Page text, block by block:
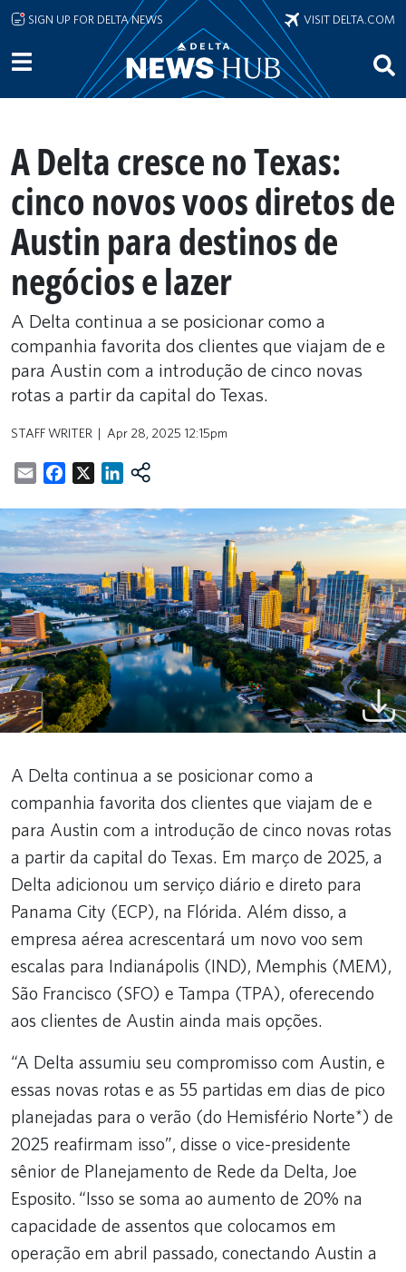
Skip to main content
SIGN UP FOR DELTA NEWS VISIT DELTA.COM
A Delta cresce no Texas:
cinco novos voos diretos de
Austin para destinos de
negócios e lazer
A Delta continua a se posicionar como a
companhia favorita dos clientes que viajam de e
para Austin com a introdução de cinco novas
rotas a partir da capital do Texas.
STAFF WRITER Apr 28, 2025 12:15pm
EmailFacebookLinkedIn
A Delta continua a se posicionar como a
companhia favorita dos clientes que viajam de e
para Austin com a introdução de cinco novas rotas
a partir da capital do Texas. Em março de 2025, a
Delta adicionou um serviço diário e direto para
Panama City (ECP), na Flórida. Além disso, a
empresa aérea acrescentará um novo voo sem
escalas para Indianápolis (IND), Memphis (MEM),
São Francisco (SFO) e Tampa (TPA), oferecendo
aos clientes de Austin ainda mais opções.
“A Delta assumiu seu compromisso com Austin, e
essas novas rotas e as 55 partidas em dias de pico
planejadas para o verão (do Hemisfério Norte*) de
2025 reafirmam isso”, disse o vice-presidente
sênior de Planejamento de Rede da Delta, Joe
Esposito. “Isso se soma ao aumento de 20% na
capacidade de assentos que colocamos em
operação em abril passado, conectando Austin a